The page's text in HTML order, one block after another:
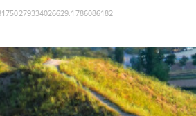
:1786086182